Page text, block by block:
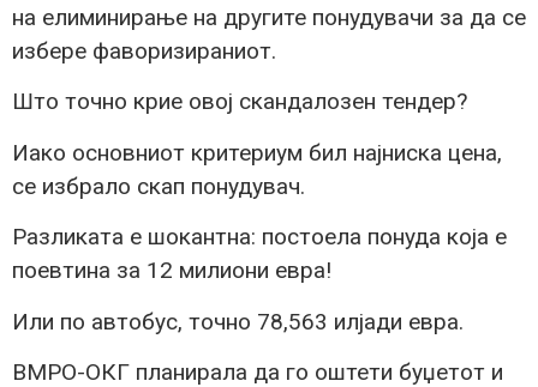
на елиминирање на другите понудувачи за да се
избере фаворизираниот.
Што точно крие овој скандалозен тендер?
Иако основниот критериум бил најниска цена,
се избрало скап понудувач.
Разликата е шокантна: постоела понуда која е
поевтина за 12 милиони евра!
Или по автобус, точно 78,563 илјади евра.
ВМРО-ОКГ планирала да го оштети буџетот и